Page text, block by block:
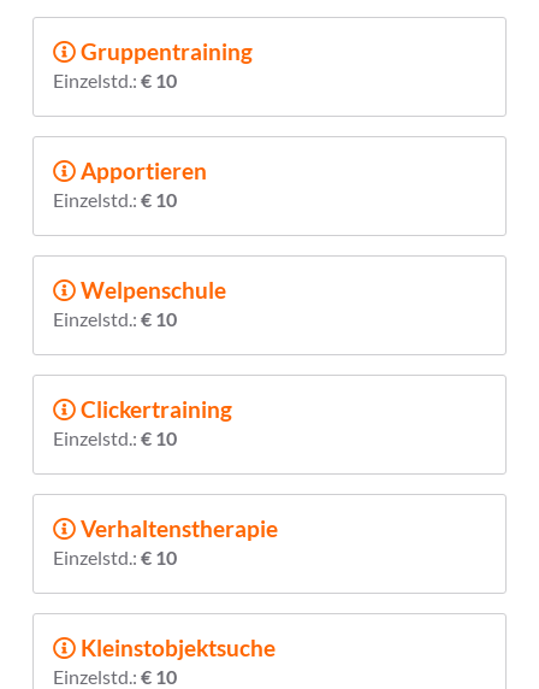
Gruppentraining
Einzelstd.: € 10
Apportieren
Einzelstd.: € 10
Welpenschule
Einzelstd.: € 10
Clickertraining
Einzelstd.: € 10
Verhaltenstherapie
Einzelstd.: € 10
Kleinstobjektsuche
Einzelstd.: € 10